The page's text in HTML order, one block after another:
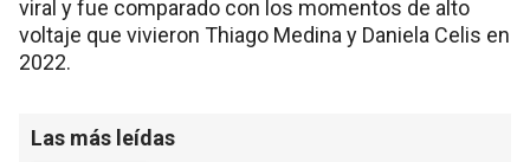
viral y fue comparado con los momentos de alto
voltaje que vivieron Thiago Medina y Daniela Celis en
2022.
Las más leídas